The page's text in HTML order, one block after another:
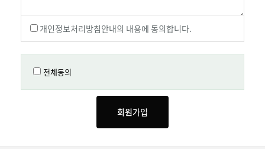
개인정보처리방침안내의 내용에 동의합니다.
전체동의